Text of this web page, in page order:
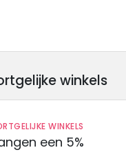
winkels
WINKELS
een 5%